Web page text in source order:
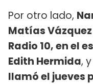
Por otro lado,
Matías Vázquez
Radio 10, en el
Edith Hermida,
llamó el jueves